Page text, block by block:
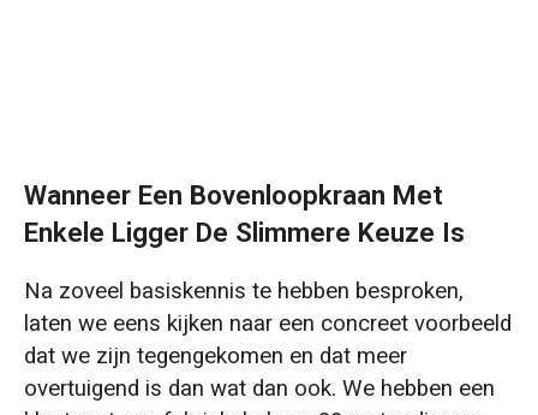
Wanneer Een Bovenloopkraan Met
Enkele Ligger De Slimmere Keuze Is
Na zoveel basiskennis te hebben besproken,
laten we eens kijken naar een concreet voorbeeld
dat we zijn tegengekomen en dat meer
overtuigend is dan wat dan ook. We hebben een